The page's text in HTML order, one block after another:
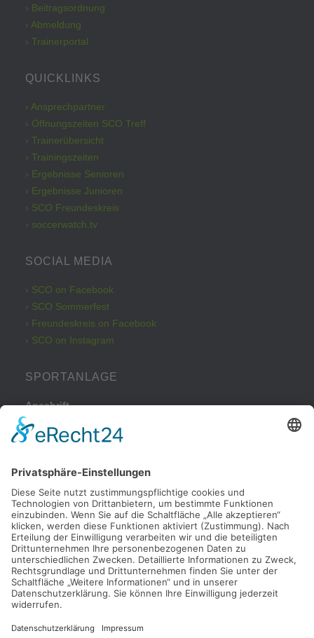
› Beitragsordnung
› Abmeldung
› Trainerportal
QUICKLINKS
› Ansprechpartner
› Öffnungszeiten SCO Treff
› Trainerübersicht
› Trainingszeiten
› Ergebnisse Senioren
› Ergebnisse Junioren
› SCO Freundeskreis
› soccerwatch.tv
SOCIAL MEDIA
› SCO on Facebook
› SCO Sommerfest
› Freundeskreis on Facebook
› SCO on Instagram
SPORTANLAGE
Anschrift
Kleinbeckstraße 43
45549 Sprockhövel
Telefon
Tel.: 02324 / 79082
Parkplatz
Nachdem Sie von der Haßlinghauser Straße in die
Kleinbeckstraße eingebogen sind, fahren Sie bitte nach ca. 50
Metern rechts auf unseren Parkplatz.
Anfahrt
Google Maps